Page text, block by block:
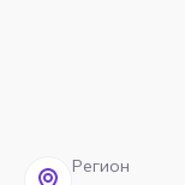
Регион